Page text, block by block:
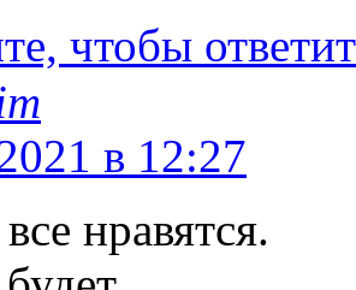
чтобы
в 12:27
нравятся.